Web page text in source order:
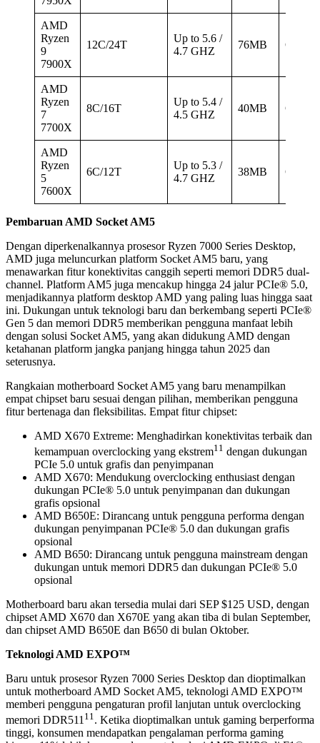
AMD
Ryzen
9
7900X
12C/24T
Up to 5.6 /
4.7 GHZ
76MB Gen 5
AMD
Ryzen
7
7700X
8C/16T
Up to 5.4 /
4.5 GHZ
40MB Gen 5
AMD
Ryzen
5
7600X
6C/12T
Up to 5.3 /
4.7 GHZ
38MB Gen 5
Pembaruan AMD Socket AM5
Dengan diperkenalkannya prosesor Ryzen 7000 Series Desktop,
AMD juga meluncurkan platform Socket AM5 baru, yang
menawarkan fitur konektivitas canggih seperti memori DDR5 dual-
channel. Platform AM5 juga mencakup hingga 24 jalur PCIe® 5.0,
menjadikannya platform desktop AMD yang paling luas hingga saat
ini. Dukungan untuk teknologi baru dan berkembang seperti PCIe®
Gen 5 dan memori DDR5 memberikan pengguna manfaat lebih
dengan solusi Socket AM5, yang akan didukung AMD dengan
ketahanan platform jangka panjang hingga tahun 2025 dan
seterusnya.
Rangkaian motherboard Socket AM5 yang baru menampilkan
empat chipset baru sesuai dengan pilihan, memberikan pengguna
fitur bertenaga dan fleksibilitas. Empat fitur chipset:
AMD X670 Extreme: Menghadirkan konektivitas terbaik dan
kemampuan overclocking yang ekstrem11 dengan dukungan
PCIe 5.0 untuk grafis dan penyimpanan
AMD X670: Mendukung overclocking enthusiast dengan
dukungan PCIe® 5.0 untuk penyimpanan dan dukungan
grafis opsional
AMD B650E: Dirancang untuk pengguna performa dengan
dukungan penyimpanan PCIe® 5.0 dan dukungan grafis
opsional
AMD B650: Dirancang untuk pengguna mainstream dengan
dukungan untuk memori DDR5 dan dukungan PCIe® 5.0
opsional
Motherboard baru akan tersedia mulai dari SEP $125 USD, dengan
chipset AMD X670 dan X670E yang akan tiba di bulan September,
dan chipset AMD B650E dan B650 di bulan Oktober.
Teknologi AMD EXPO™
Baru untuk prosesor Ryzen 7000 Series Desktop dan dioptimalkan
untuk motherboard AMD Socket AM5, teknologi AMD EXPO™
memberi pengguna pengaturan profil lanjutan untuk overclocking
memori DDR51111. Ketika dioptimalkan untuk gaming berperforma
tinggi, konsumen mendapatkan pengalaman performa gaming